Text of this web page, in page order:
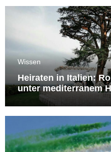
Wissen
Heiraten in Italien:
unter mediterranem